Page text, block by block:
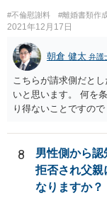
#不倫慰謝料 #離婚書類作
2021年12月17日
朝倉 健太 弁護
こちらが請求側だと
いと思います。 何を
り得ないことですの
せずに続いているこ
士の考え方によります
8
男性側から
拒否され父親
なりますか？